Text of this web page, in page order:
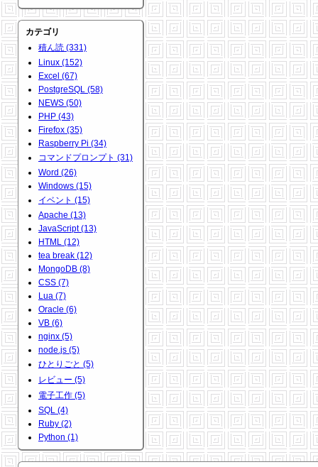
カテゴリ
積ん読 (331)
Linux (152)
Excel (67)
PostgreSQL (58)
NEWS (50)
PHP (43)
Firefox (35)
Raspberry Pi (34)
コマンドプロンプト (31)
Word (26)
Windows (15)
イベント (15)
Apache (13)
JavaScript (13)
HTML (12)
tea break (12)
MongoDB (8)
CSS (7)
Lua (7)
Oracle (6)
VB (6)
nginx (5)
node.js (5)
ひとりごと (5)
レビュー (5)
電子工作 (5)
SQL (4)
Ruby (2)
Python (1)